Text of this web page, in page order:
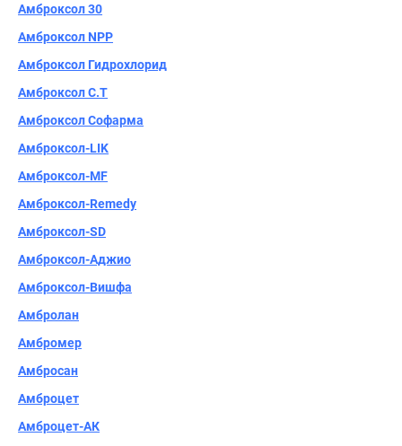
Амброксол 30
Амброксол NPP
Амброксол Гидрохлорид
Амброксол С.Т
Амброксол Софарма
Амброксол-LIK
Амброксол-MF
Амброксол-Remedy
Амброксол-SD
Амброксол-Аджио
Амброксол-Вишфа
Амбролан
Амбромер
Амбросан
Амброцет
Амброцет-АК